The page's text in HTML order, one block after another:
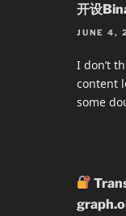
开设
JUNE 4,
I don’t
content
some